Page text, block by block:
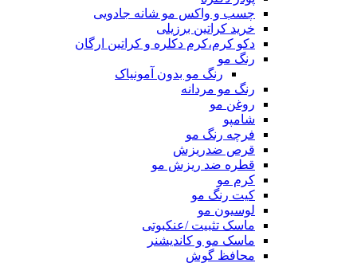
چسب و واکس مو شانه جادویی
خرید کراتین برزیلی
دکو کرم،کرم دکلره و کراتین ارگان
رنگ مو
رنگ مو بدون آمونیاک
رنگ مو مردانه
روغن مو
شامپو
فرچه رنگ مو
قرص ضدریزش
قطره ضد ریزش مو
کرم مو
کیت رنگ مو
لوسیون مو
ماسک تثبیت /عنکبوتی
ماسک مو و کاندیشنر
محافظ گوش